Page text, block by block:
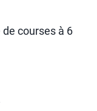
courses à 6